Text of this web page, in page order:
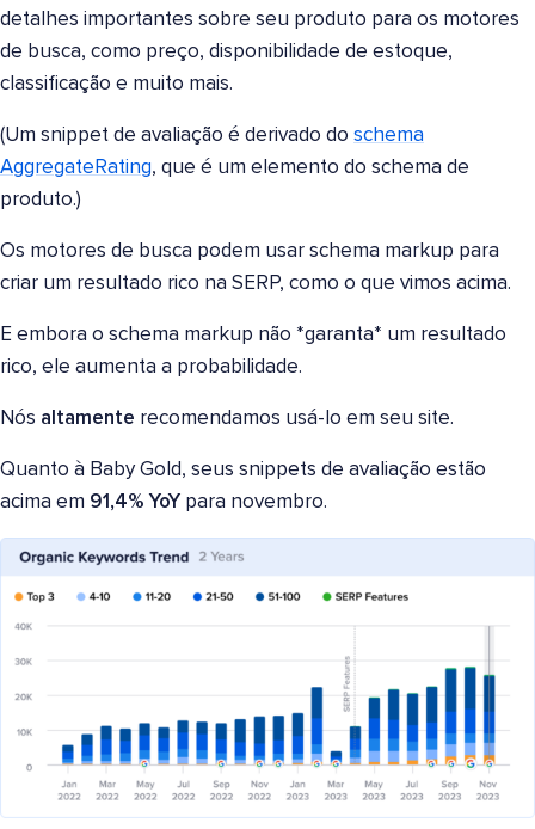
detalhes importantes sobre seu produto para os motores
de busca, como preço, disponibilidade de estoque,
classificação e muito mais.
(Um snippet de avaliação é derivado do schema
AggregateRating, que é um elemento do schema de
produto.)
Os motores de busca podem usar schema markup para
criar um resultado rico na SERP, como o que vimos acima.
E embora o schema markup não *garanta* um resultado
rico, ele aumenta a probabilidade.
Nós altamente recomendamos usá-lo em seu site.
Quanto à Baby Gold, seus snippets de avaliação estão
acima em 91,4% YoY para novembro.